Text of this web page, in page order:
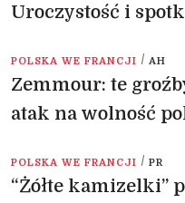
Uroczystość i
POLSKA WE FRANCJI / AH
Zemmour: te
atak na wolność
POLSKA WE FRANCJI / PR
“Żółte kamizelki”